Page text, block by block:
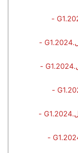
سناء اياد صبري النيص ( تجميل.G1.2024 -
سوسن عاهد صبري النيص ( تجميل.G1.2024 -
شهد محمود ابراهيم شعث ( تجميل.G1.2024 -
فاتن وائل علي ابو قمر ( تجميل.G1.2024 -
فاطمة احمد هاشم عرباس ( تجميل.G1.2024 -
قبس سمير مطر ابو تيم ( تجميل.G1.2024 -